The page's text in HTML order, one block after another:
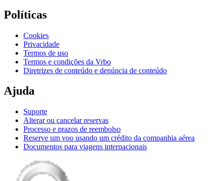
Políticas
Cookies
Privacidade
Termos de uso
Termos e condições da Vrbo
Diretrizes de conteúdo e denúncia de conteúdo
Ajuda
Suporte
Alterar ou cancelar reservas
Processo e prazos de reembolso
Reserve um voo usando um crédito da companhia aérea
Documentos para viagens internacionais